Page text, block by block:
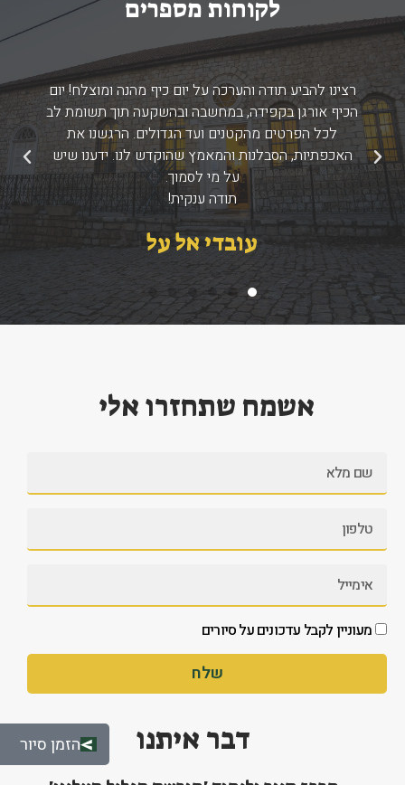
לקוחות מספרים
רצינו להביע תודה והערכה על יום כיף מהנה ומוצלח! יום
הכיף אורגן בקפידה, במחשבה ובהשקעה תוך תשומת לב
לכל הפרטים מהקטנים ועד הגדולים. הרגשנו את
האכפתיות, הסבלנות והמאמץ שהוקדש לנו. ידענו שיש
על מי לסמוך.
תודה ענקית!
עובדי אל על
הקודם הבא
אשמח שתחזרו אלי
מעוניין לקבל עדכונים על סיורים
שלח
דבר איתנו הזמן סיור